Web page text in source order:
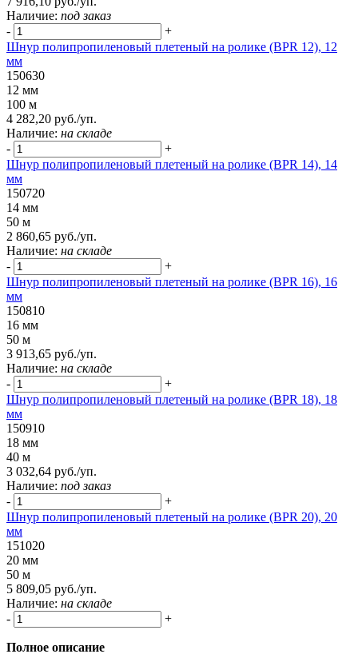
Наличие: под заказ
-
+
Шнур полипропиленовый плетеный на ролике (BPR 12), 12
мм
150630
12 мм
100 м
4 282,20 руб./уп.
Наличие: на складе
-
+
Шнур полипропиленовый плетеный на ролике (BPR 14), 14
мм
150720
14 мм
50 м
2 860,65 руб./уп.
Наличие: на складе
-
+
Шнур полипропиленовый плетеный на ролике (BPR 16), 16
мм
150810
16 мм
50 м
3 913,65 руб./уп.
Наличие: на складе
-
+
Шнур полипропиленовый плетеный на ролике (BPR 18), 18
мм
150910
18 мм
40 м
3 032,64 руб./уп.
Наличие: под заказ
-
+
Шнур полипропиленовый плетеный на ролике (BPR 20), 20
мм
151020
20 мм
50 м
5 809,05 руб./уп.
Наличие: на складе
-
+
Полное описание